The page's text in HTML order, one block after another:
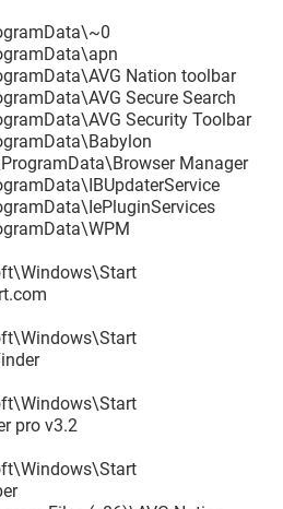
Nation toolbar
Secure Search
Security Toolbar
Manager
pro v3.2